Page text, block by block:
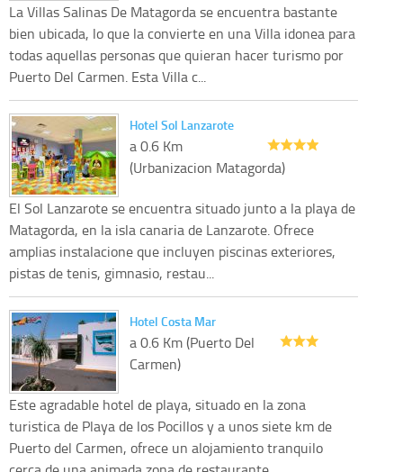
La Villas Salinas De Matagorda se encuentra bastante
bien ubicada, lo que la convierte en una Villa idonea para
todas aquellas personas que quieran hacer turismo por
Puerto Del Carmen. Esta Villa c...
Hotel Sol Lanzarote
a 0.6 Km
(Urbanizacion Matagorda)
El Sol Lanzarote se encuentra situado junto a la playa de
Matagorda, en la isla canaria de Lanzarote. Ofrece
amplias instalacione que incluyen piscinas exteriores,
pistas de tenis, gimnasio, restau...
Hotel Costa Mar
a 0.6 Km (Puerto Del
Carmen)
Este agradable hotel de playa, situado en la zona
turistica de Playa de los Pocillos y a unos siete km de
Puerto del Carmen, ofrece un alojamiento tranquilo